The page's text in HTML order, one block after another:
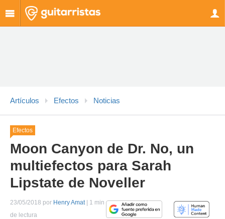
Artículos Efectos Noticias
Efectos
Moon Canyon de Dr. No, un
multiefectos para Sarah
Lipstate de Noveller
23/05/2018 por Henry Amat| 1 min
de lectura